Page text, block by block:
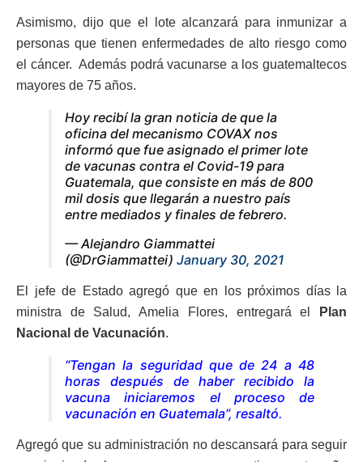
Asimismo, dijo que el lote alcanzará para inmunizar a
personas que tienen enfermedades de alto riesgo como
el cáncer. Además podrá vacunarse a los guatemaltecos
mayores de 75 años.
Hoy recibí la gran noticia de que la
oficina del mecanismo COVAX nos
informó que fue asignado el primer lote
de vacunas contra el Covid-19 para
Guatemala, que consiste en más de 800
mil dosis que llegarán a nuestro país
entre mediados y finales de febrero.
— Alejandro Giammattei
(@DrGiammattei) January 30, 2021
El jefe de Estado agregó que en los próximos días la
ministra de Salud, Amelia Flores, entregará el
Plan
Nacional de Vacunación.
“Tengan la seguridad que de 24 a 48
horas después de haber recibido la
vacuna iniciaremos el proceso de
vacunación en Guatemala”, resaltó.
Agregó que su administración no descansará para seguir